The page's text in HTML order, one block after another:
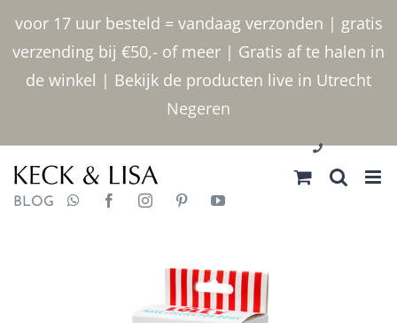
voor 17 uur besteld = vandaag verzonden | gratis
verzending bij €50,- of meer | Gratis af te halen in
de winkel | Bekijk de producten live in Utrecht
Negeren
inhoud
030 2400000
BLOG